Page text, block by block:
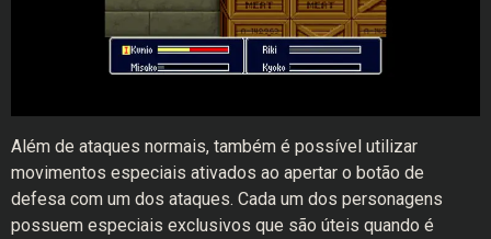
Além de ataques normais, também é possível utilizar
movimentos especiais ativados ao apertar o botão de
defesa com um dos ataques. Cada um dos personagens
possuem especiais exclusivos que são úteis quando é